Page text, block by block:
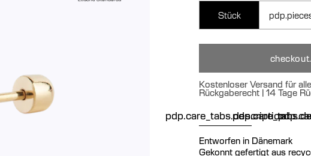
Stück
Kostenloser Versand für
Rückgaberecht | 14 Tage
pdp.care_tabs.description
Entworfen in Dänemark
Gekonnt gefertigt aus